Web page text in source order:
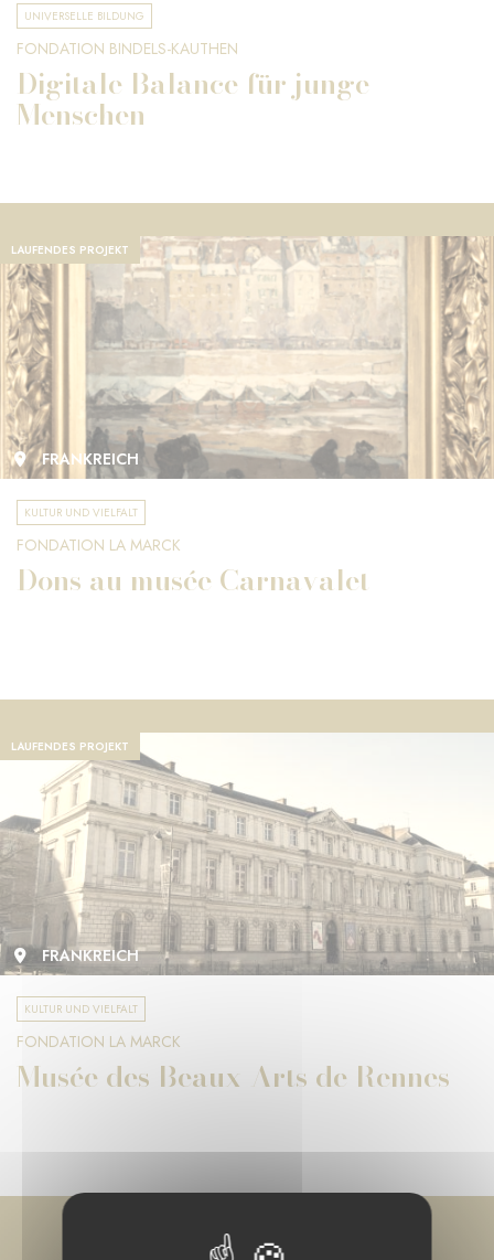
UNIVERSELLE BILDUNG
FONDATION BINDELS-KAUTHEN
Digitale Balance für junge
Menschen
LAUFENDES PROJEKT
FRANKREICH
KULTUR UND VIELFALT
FONDATION LA MARCK
Dons au musée Carnavalet
LAUFENDES PROJEKT
FRANKREICH
KULTUR UND VIELFALT
FONDATION LA MARCK
Musée des Beaux-Arts de Rennes